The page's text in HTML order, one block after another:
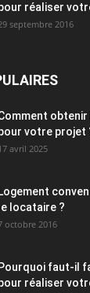
réaliser
septembre 2016
votre projet
avril 2025
Logement
le locataire ?
octobre 2016
Pourquoi faut-il
réaliser